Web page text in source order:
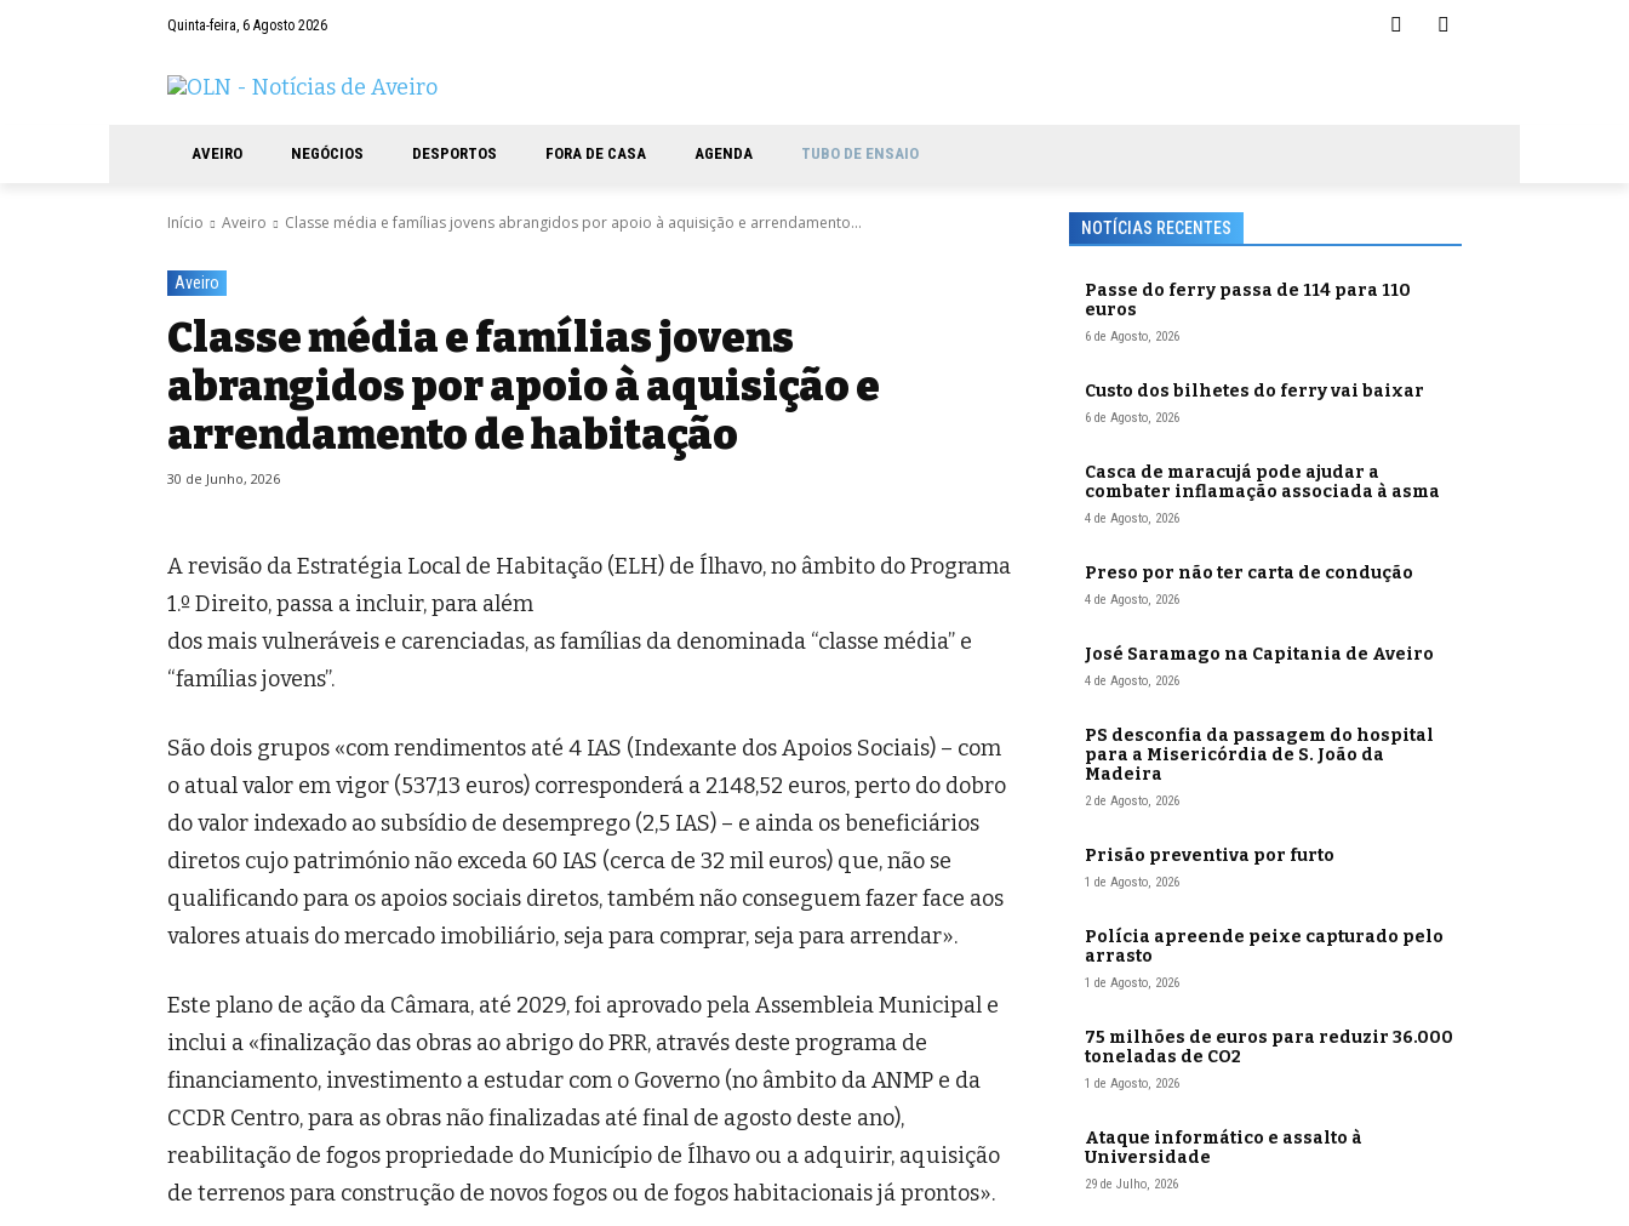
Quinta-feira, 6 Agosto 2026
AVEIRO NEGÓCIOS DESPORTOS FORA DE CASA AGENDA TUBO DE ENSAIO
Início Aveiro Classe média e famílias jovens abrangidos por apoio à aquisição e arrendamento...
Aveiro
Classe média e famílias jovens
abrangidos por apoio à aquisição e
arrendamento de habitação
30 de Junho, 2026
A revisão da Estratégia Local de Habitação (ELH) de Ílhavo, no âmbito do Programa
1.º Direito, passa a incluir, para além
dos mais vulneráveis e carenciadas, as famílias da denominada “classe média” e
“famílias jovens”.
São dois grupos «com rendimentos até 4 IAS (Indexante dos Apoios Sociais) – com
o atual valor em vigor (537,13 euros) corresponderá a 2.148,52 euros, perto do dobro
do valor indexado ao subsídio de desemprego (2,5 IAS) – e ainda os beneficiários
diretos cujo património não exceda 60 IAS (cerca de 32 mil euros) que, não se
qualificando para os apoios sociais diretos, também não conseguem fazer face aos
valores atuais do mercado imobiliário, seja para comprar, seja para arrendar».
Este plano de ação da Câmara, até 2029, foi aprovado pela Assembleia Municipal e
inclui a «finalização das obras ao abrigo do PRR, através deste programa de
financiamento, investimento a estudar com o Governo (no âmbito da ANMP e da
CCDR Centro, para as obras não finalizadas até final de agosto deste ano),
reabilitação de fogos propriedade do Município de Ílhavo ou a adquirir, aquisição
de terrenos para construção de novos fogos ou de fogos habitacionais já prontos».
NOTÍCIAS RECENTES
Passe do ferry passa de 114 para 110
euros
6 de Agosto, 2026
Custo dos bilhetes do ferry vai baixar
6 de Agosto, 2026
Casca de maracujá pode ajudar a
combater inflamação associada à asma
4 de Agosto, 2026
Preso por não ter carta de condução
4 de Agosto, 2026
José Saramago na Capitania de Aveiro
4 de Agosto, 2026
PS desconfia da passagem do hospital
para a Misericórdia de S. João da
Madeira
2 de Agosto, 2026
Prisão preventiva por furto
1 de Agosto, 2026
Polícia apreende peixe capturado pelo
arrasto
1 de Agosto, 2026
75 milhões de euros para reduzir 36.000
toneladas de CO2
1 de Agosto, 2026
Ataque informático e assalto à
Universidade
29 de Julho, 2026